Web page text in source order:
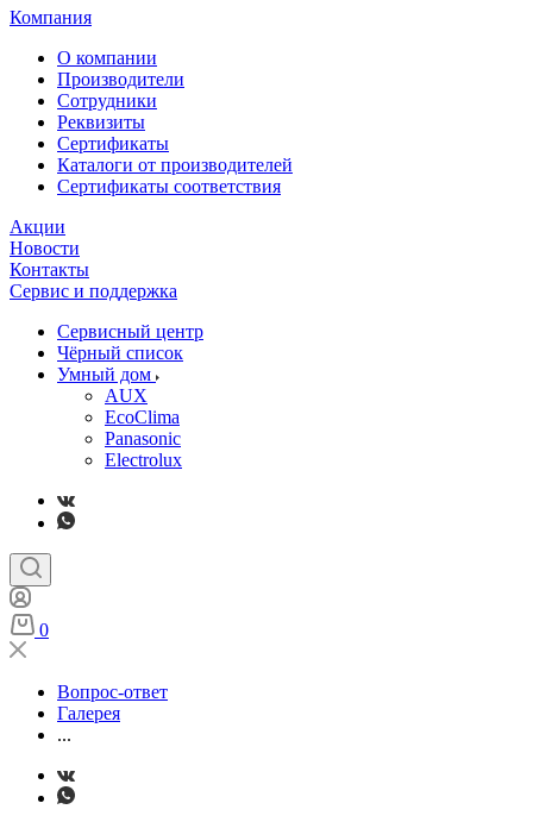
Компания
О компании
Производители
Сотрудники
Реквизиты
Сертификаты
Каталоги от производителей
Сертификаты соответствия
Акции
Новости
Контакты
Сервис и поддержка
Сервисный центр
Чёрный список
Умный дом
AUX
EcoClima
Panasonic
Electrolux
0
Вопрос-ответ
Галерея
...